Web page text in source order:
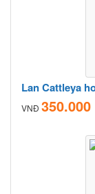
Lan Cattleya
VNĐ 350.000